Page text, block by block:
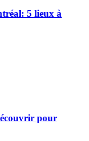
5 lieux à
pour